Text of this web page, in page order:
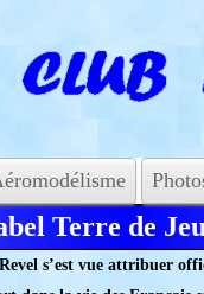
Terre de
s’est vue attribuer